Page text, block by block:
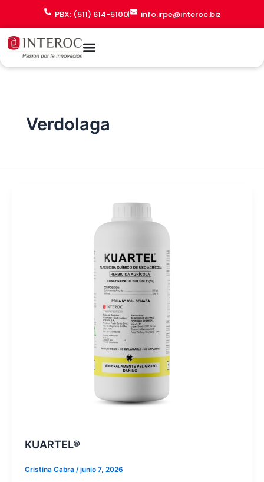
contenido
PBX: (511) 614-5100 info.irpe@interoc.biz
Verdolaga
KUARTEL®
Cristina Cabra /junio 7, 2026